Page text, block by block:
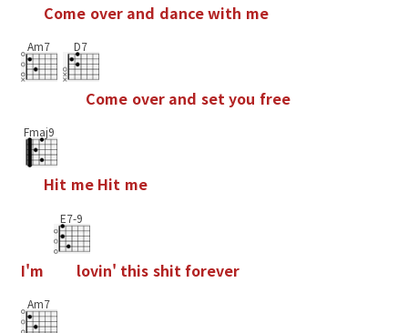
Come over and dancewith me
Am7 D7
Come over and setyou free
Fmaj9
Hit me Hit me
I'm
E7-9
lovin' this shit forever
Am7